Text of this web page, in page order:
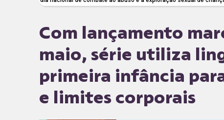
Com lançamento
maio, série utiliza
primeira infância
e limites corporais